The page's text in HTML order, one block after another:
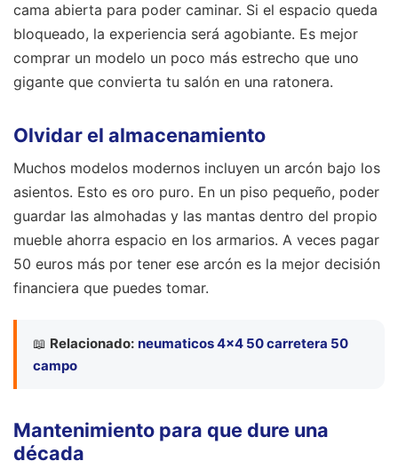
cama abierta para poder caminar. Si el espacio queda
bloqueado, la experiencia será agobiante. Es mejor
comprar un modelo un poco más estrecho que uno
gigante que convierta tu salón en una ratonera.
Olvidar el almacenamiento
Muchos modelos modernos incluyen un arcón bajo los
asientos. Esto es oro puro. En un piso pequeño, poder
guardar las almohadas y las mantas dentro del propio
mueble ahorra espacio en los armarios. A veces pagar
50 euros más por tener ese arcón es la mejor decisión
financiera que puedes tomar.
📖 Relacionado: neumaticos 4x4 50 carretera 50
campo
Mantenimiento para que dure una
década